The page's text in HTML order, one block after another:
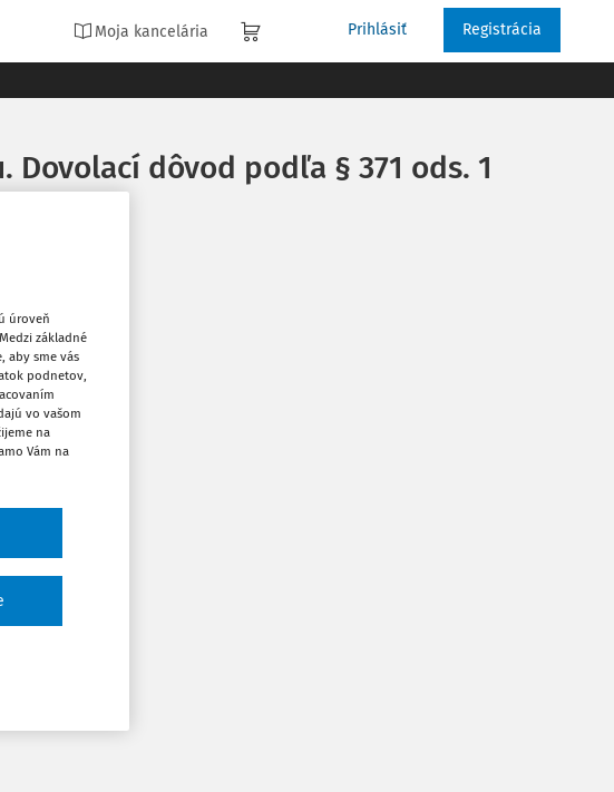
Moja kancelária Prihlásiť Registrácia
dôvod podľa § 371 ods. 1
Vytlačiť
Obľúbené
úroveň
základné
aby sme vás
podnetov,
vo vašom
na
Vám na